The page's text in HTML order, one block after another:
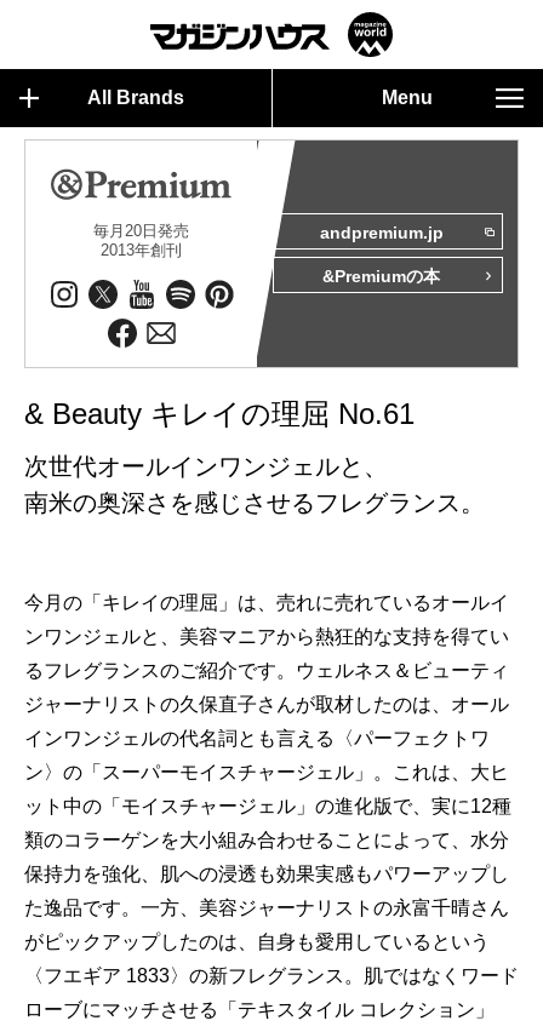
All Brands Menu
毎月20日発売
2013年創刊
andpremium.jp
&Premiumの本
& Beauty キレイの理屈 No.61
次世代オールインワンジェルと、
南米の奥深さを感じさせるフレグランス。
今月の「キレイの理屈」は、売れに売れているオールイ
ンワンジェルと、美容マニアから熱狂的な支持を得てい
るフレグランスのご紹介です。ウェルネス＆ビューティ
ジャーナリストの久保直子さんが取材したのは、オール
インワンジェルの代名詞とも言える〈パーフェクトワ
ン〉の「スーパーモイスチャージェル」。これは、大ヒ
ット中の「モイスチャージェル」の進化版で、実に12種
類のコラーゲンを大小組み合わせることによって、水分
保持力を強化、肌への浸透も効果実感もパワーアップし
た逸品です。一方、美容ジャーナリストの永富千晴さん
がピックアップしたのは、自身も愛用しているという
〈フエギア 1833〉の新フレグランス。肌ではなくワード
ローブにマッチさせる「テキスタイル コレクション」